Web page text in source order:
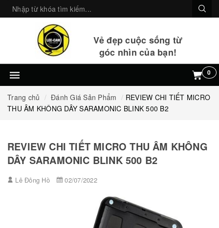
Vẻ đẹp cuộc sống từ
góc nhìn của bạn!
0
Trang chủ Đánh Giá Sản Phẩm
REVIEW CHI TIẾT MICRO
THU ÂM KHÔNG DÂY SARAMONIC BLINK 500 B2
REVIEW CHI TIẾT MICRO THU ÂM KHÔNG
DÂY SARAMONIC BLINK 500 B2
Lê Đông Hồ 02/07/2022